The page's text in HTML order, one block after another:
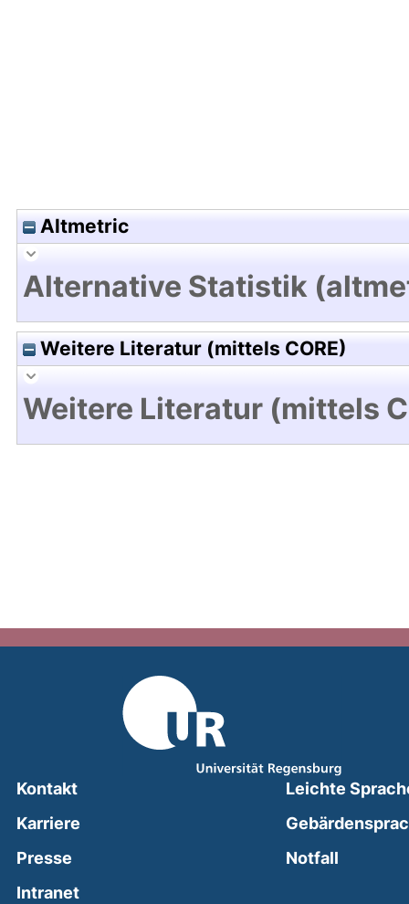
Altmetric
Alternative Statistik
Weitere Literatur (mittels CORE)
Weitere Literatur (mittels
Kontakt
Karriere
Presse
Intranet(external link, opens in a new window)
Leichte
Notfall